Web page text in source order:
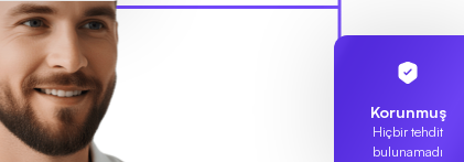
Korunmuş
Hiçbir tehdit
bulunamadı